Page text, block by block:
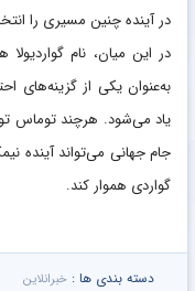
در آینده چنین مسیری را
در این میان، نام
به‌عنوان یکی از گزینه‌های
جام جهانی می‌تواند آینده
گواردی هموار کند.
دسته بندی ها : خبرانلاین